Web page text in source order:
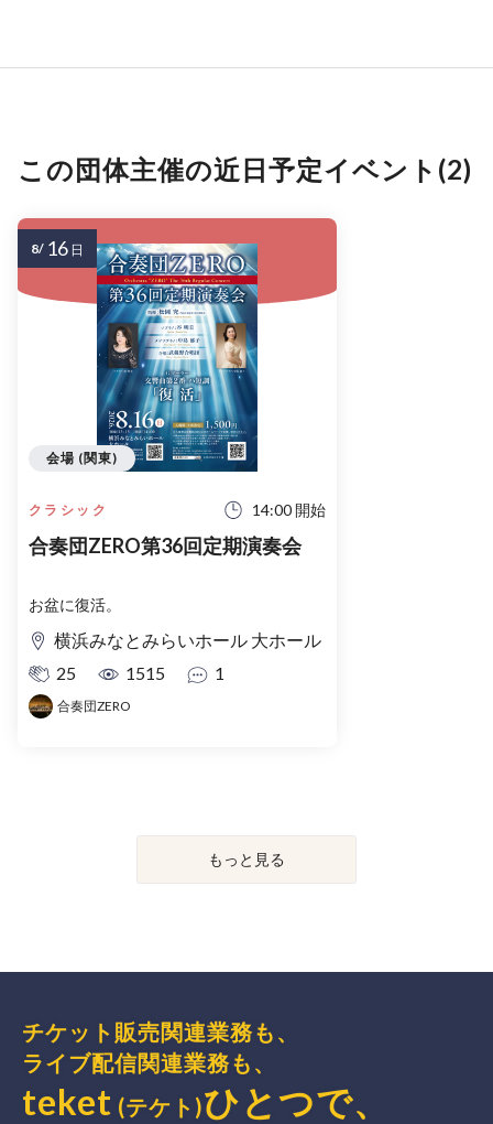
この団体主催の近日予定イベント(2)
クラシック 14:00 開始
合奏団ZERO第36回定期演奏会
お盆に復活。
横浜みなとみらいホール 大ホール
25
1515 1
合奏団ZERO
会場 (関東)
8/ 16 日
もっと見る
チケット販売関連業務も、
ライブ配信関連業務も、
teket (テケト)ひとつで、